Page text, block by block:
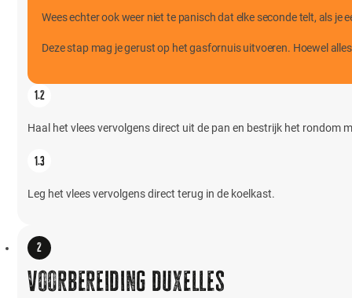
Wees echter ook weer niet te panisch dat elke seconde telt, als je
Deze stap mag je gerust op het gasfornuis uitvoeren. Hoewel
Haal het vlees vervolgens direct uit de pan en bestrijk het rondom
Leg het vlees vervolgens direct terug in de koelkast.
Voorbereiding duxelles